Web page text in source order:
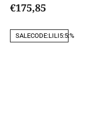
€175,85
SALECODE:LILI5:5:%